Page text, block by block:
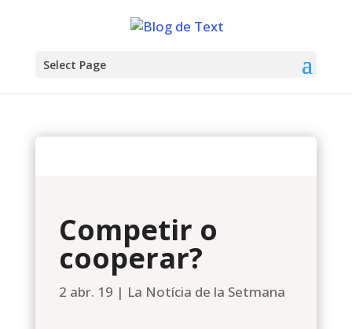
Select Page
Competir o
cooperar?
2 abr. 19 | La Notícia de la Setmana